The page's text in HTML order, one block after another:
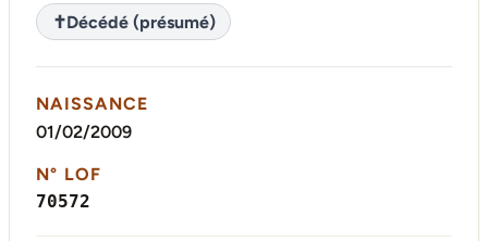
✝Décédé (présumé)
NAISSANCE
01/02/2009
N° LOF
70572